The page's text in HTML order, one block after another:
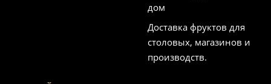
дом
Доставка фруктов для
столовых, магазинов и
производств.